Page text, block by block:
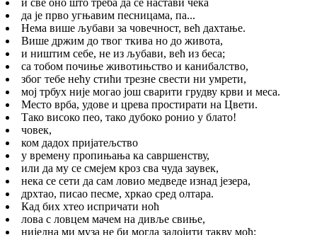
да је прво угњавим песницама, па...
Нема више љубави за човечност, већ дахтање.
Више држим до твог ткива но до живота,
и ништим себе, не из љубави, већ из беса;
са тобом почиње животињство и канибалство,
због тебе нећу стићи трезне свести ни умрети,
мој трбух није могао још сварити грудву крви и меса.
Место врба, удове и црева простирати на Цвети.
Тако високо пео, тако дубоко ронио у блато!
човек,
ком дадох пријатељство
у времену пропињања ка савршенству,
или да му се смејем кроз сва чуда заувек,
нека се сети да сам ловио медведе изнад језера,
дрхтао, писао песме, хркао сред олтара.
Кад бих хтео испричати ноћ
лова с ловцем мачем на дивље свиње,
ниједна ми муза не би могла задојити такву моћ: